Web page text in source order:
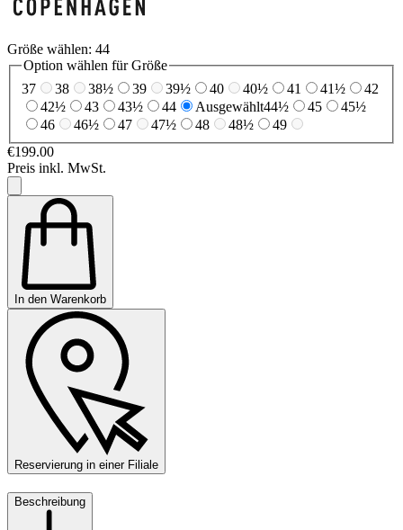
Größe wählen: 44
Option wählen für Größe
37
38 38½ 39 39½ 40 40½ 41 41½
42
42½
43 43½ 44 Ausgewählt44½ 45
45½
46
46½ 47 47½ 48 48½
49
€199.00
Preis inkl. MwSt.
In den Warenkorb
Reservierung in einer Filiale
Beschreibung